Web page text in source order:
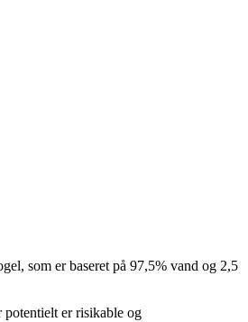
som er baseret på 97,5% vand og 2,5
er risikable og